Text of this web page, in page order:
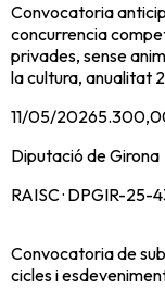
Convocatoria
concurrencia
privades, sense
la cultura, anualitat
11/05/2026
Diputació de Girona
RAISC · DPGIR-
Convocatoria de
cicles i